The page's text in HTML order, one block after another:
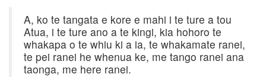
A, ko te tangata e kore e mahi i te ture a tou
Atua, i te ture ano a te kingi, kia hohoro te
whakapa o te whiu ki a ia, te whakamate ranei,
te pei ranei he whenua ke, me tango ranei ana
taonga, me here ranei.